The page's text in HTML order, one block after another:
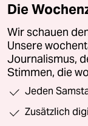
Die
Wir schauen
Unsere
Journalismus,
Stimmen, die
Jeden
Zusätzlich